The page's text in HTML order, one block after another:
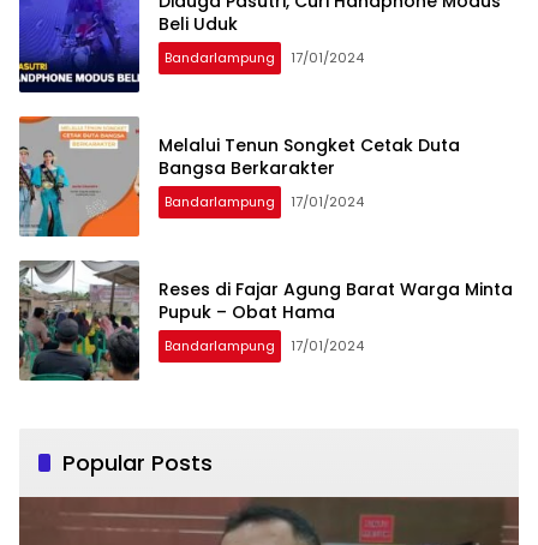
Beli Uduk
Bandarlampung 17/01/2024
Melalui Tenun Songket Cetak Duta
Bangsa Berkarakter
Bandarlampung 17/01/2024
Reses di Fajar Agung Barat Warga Minta
Pupuk – Obat Hama
Bandarlampung 17/01/2024
Popular Posts